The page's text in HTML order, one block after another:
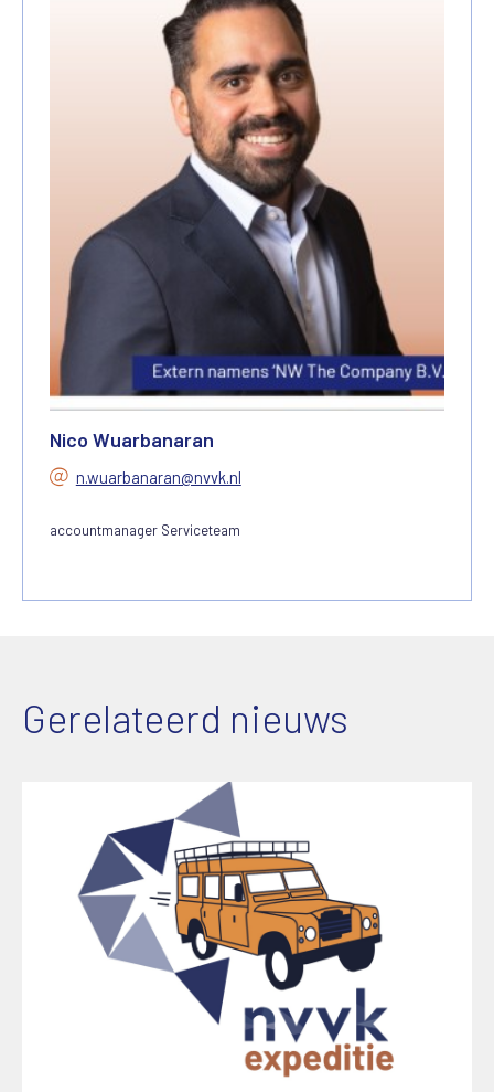
Nico Wuarbanaran
n.wuarbanaran@nvvk.nl
accountmanager Serviceteam
Gerelateerd nieuws